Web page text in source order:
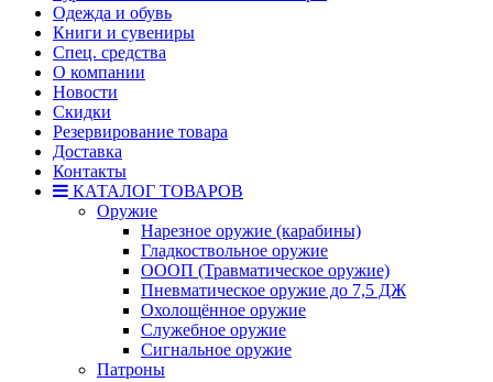
Одежда и обувь
Книги и сувениры
Спец. средства
О компании
Новости
Скидки
Резервирование товара
Доставка
Контакты
КАТАЛОГ ТОВАРОВ
Оружие
Нарезное оружие (карабины)
Гладкоствольное оружие
ОООП (Травматическое оружие)
Пневматическое оружие до 7,5 ДЖ
Охолощённое оружие
Служебное оружие
Сигнальное оружие
Патроны